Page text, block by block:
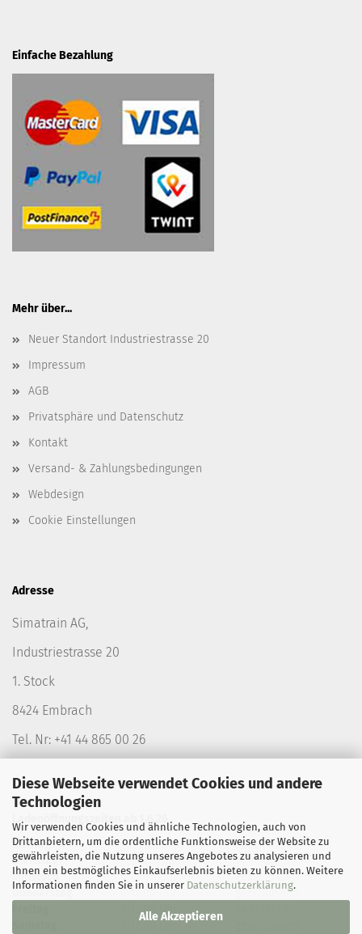
Diese Webseite verwendet Cookies und andere
Technologien
Wir verwenden Cookies und ähnliche Technologien, auch von
Drittanbietern, um die ordentliche Funktionsweise der Website zu
gewährleisten, die Nutzung unseres Angebotes zu analysieren und
Ihnen ein bestmögliches Einkaufserlebnis bieten zu können. Weitere
Informationen finden Sie in unserer Datenschutzerklärung.
Alle Akzeptieren
Einfache Bezahlung
Mehr über...
Neuer Standort Industriestrasse 20
Impressum
AGB
Privatsphäre und Datenschutz
Kontakt
Versand- & Zahlungsbedingungen
Webdesign
Cookie Einstellungen
Adresse
Simatrain AG,
Industriestrasse 20
1. Stock
8424 Embrach
Tel. Nr: +41 44 865 00 26
Ladenöffnungszeiten ab 1.6.26
Montag
geschlossen
geschlossen
Dienstag
geschlossen
14-18.00 Uhr
Mittwoch
9-12.00 Uhr
geschlossen
Donnerstag
9-12.00 Uhr
geschlossen
9-12.00 Uhr